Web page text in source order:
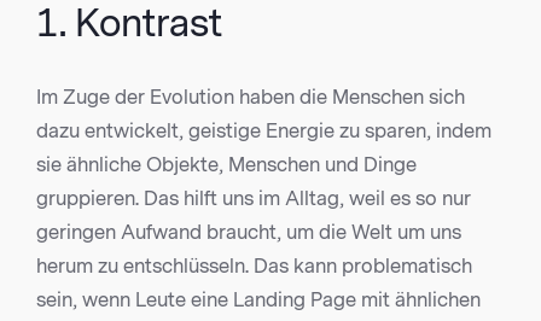
1. Kontrast
Im Zuge der Evolution haben die Menschen sich
dazu entwickelt, geistige Energie zu sparen, indem
sie ähnliche Objekte, Menschen und Dinge
gruppieren. Das hilft uns im Alltag, weil es so nur
geringen Aufwand braucht, um die Welt um uns
herum zu entschlüsseln. Das kann problematisch
sein, wenn Leute eine Landing Page mit ähnlichen